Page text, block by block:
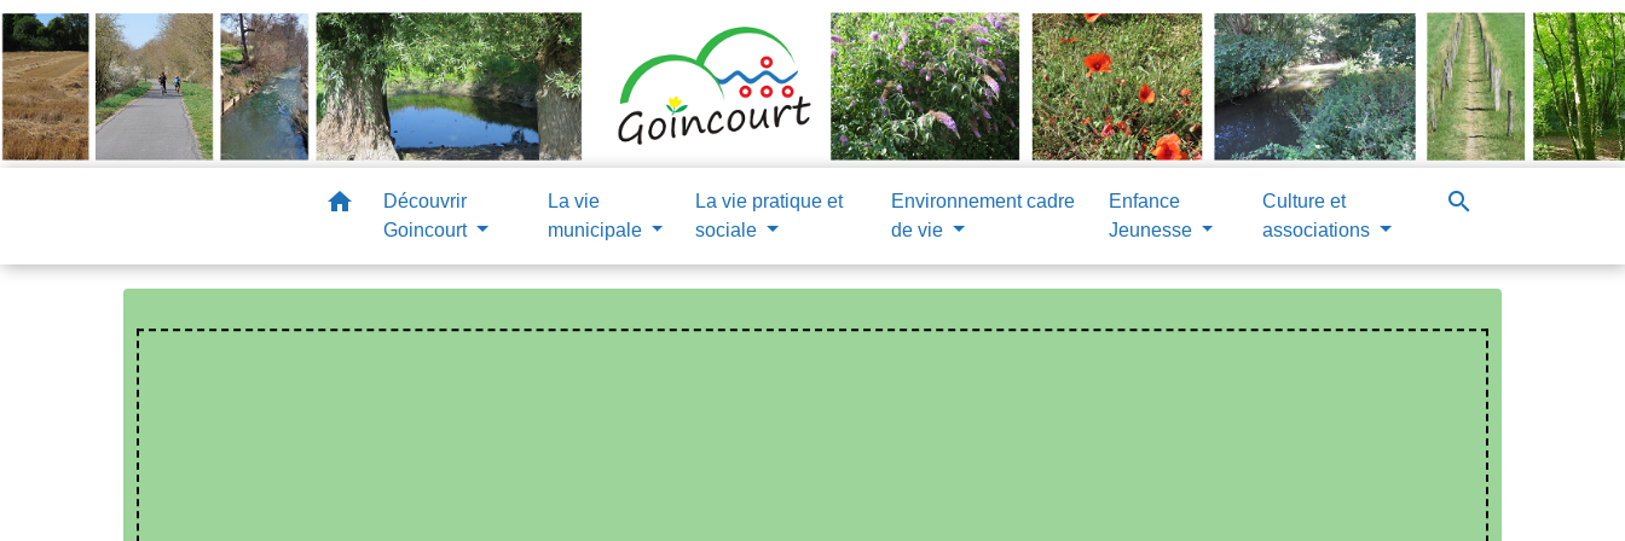
home
Découvrir
Goincourt
La vie
municipale
La vie pratique et
sociale
Environnement cadre
de vie
Enfance
Jeunesse
Culture et
associations
search